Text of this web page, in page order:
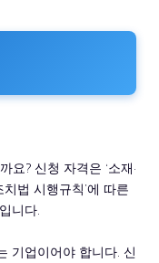
요? 신청 자격은 ‘소재·
법 시행규칙’에 따른
입니다.
기업이어야 합니다. 신